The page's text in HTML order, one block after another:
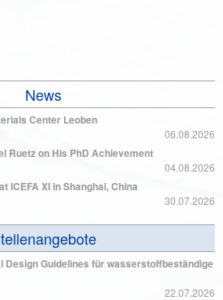
News
Center Leoben
06.08.2026
Ruetz on His PhD Achievement
04.08.2026
ICEFA XI in Shanghai, China
30.07.2026
Design Guidelines für wasserstoffbeständige
22.07.2026